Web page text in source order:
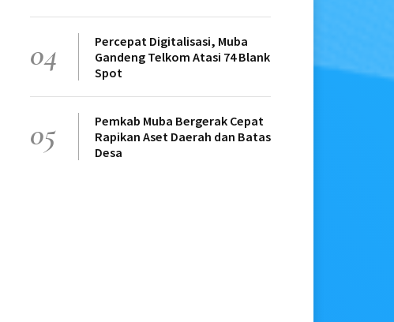
04
Percepat Digitalisasi, Muba
Gandeng Telkom Atasi 74 Blank
Spot
05
Pemkab Muba Bergerak Cepat
Rapikan Aset Daerah dan Batas
Desa